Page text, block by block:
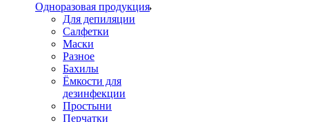
Одноразовая продукция
Для депиляции
Салфетки
Маски
Разное
Бахилы
Ёмкости для
дезинфекции
Простыни
Перчатки